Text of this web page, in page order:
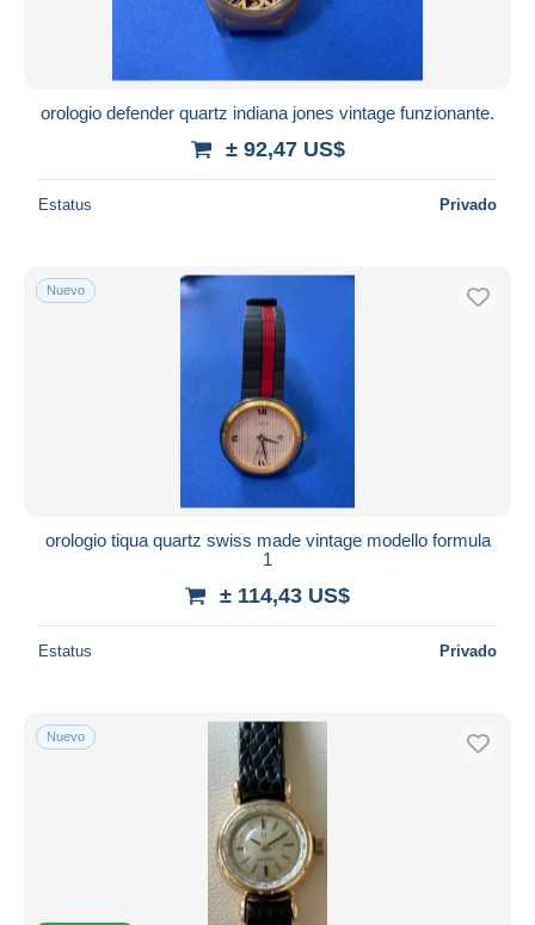
orologio defender quartz indiana jones vintage funzionante.
± 92,47 US$
Estatus Privado
Nuevo
orologio tiqua quartz swiss made vintage modello formula
1
± 114,43 US$
Estatus Privado
Nuevo